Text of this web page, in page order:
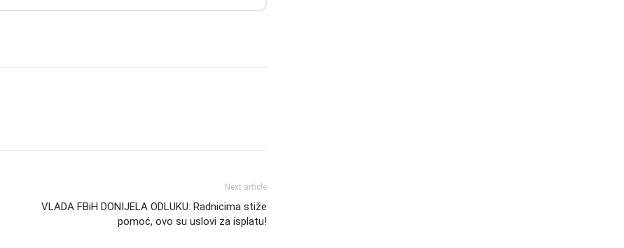
Next article
VLADA FBiH DONIJELA ODLUKU: Radnicima stiže
pomoć, ovo su uslovi za isplatu!